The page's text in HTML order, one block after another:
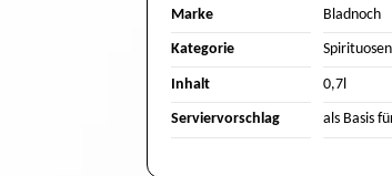
Marke Bladnoch
Kategorie Spirituosen
Inhalt 0,7l
Serviervorschlag als Basis